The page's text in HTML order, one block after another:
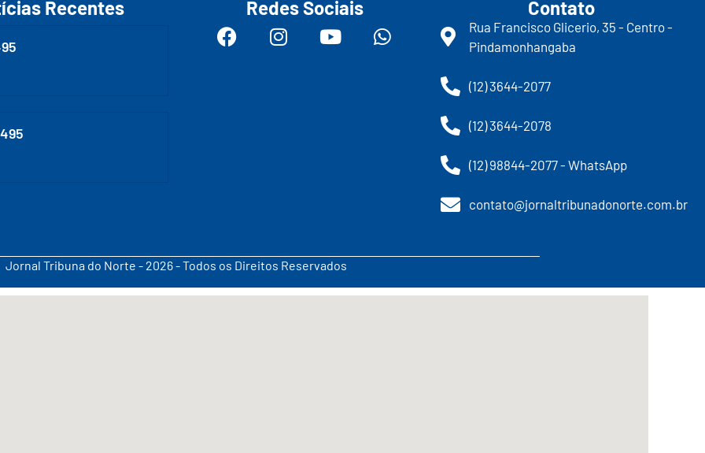
Recentes Redes Sociais Contato
Rua Francisco Glicerio, 35 - Centro -
Pindamonhangaba
(12) 3644-2077
(12) 3644-2078
(12) 98844-2077 - WhatsApp
contato@jornaltribunadonorte.com.br
Jornal Tribuna do Norte - 2026 - Todos os Direitos Reservados